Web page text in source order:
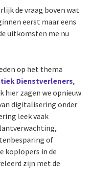
de vraag boven wat
eerst maar eens
uitkomsten me nu
op het thema
Dienstverleners,
hier zagen we opnieuw
digitalisering onder
leek vaak
of
koplopers in de
zijn met de